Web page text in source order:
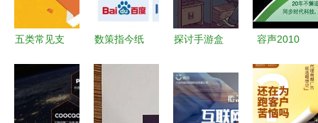
五类常见支
发票也无法
税前扣除，
数策指今纸
达成广告业
务合作，共
探讨手游盒
告代理业务
的商业逻辑
容声2010
的市场博弈
与技术牌局